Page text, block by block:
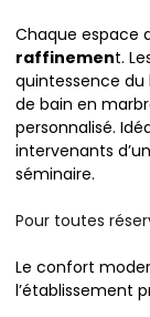
Chaque espace
raffinement.
quintessence du
de bain en
personnalisé.
intervenants
séminaire.
Pour toutes
Le confort
l’établissement